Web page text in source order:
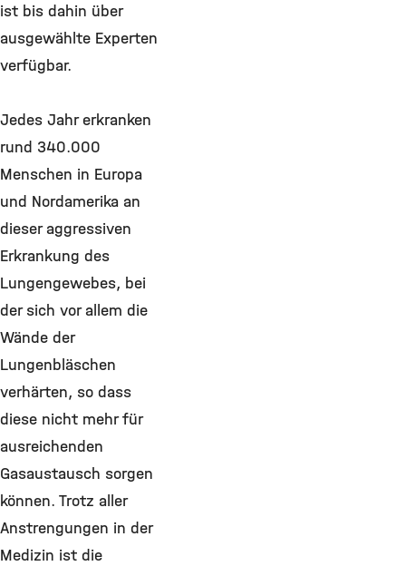
ist bis dahin über
ausgewählte Experten
verfügbar.
Jedes Jahr erkranken
rund 340.000
Menschen in Europa
und Nordamerika an
dieser aggressiven
Erkrankung des
Lungengewebes, bei
der sich vor allem die
Wände der
Lungenbläschen
verhärten, so dass
diese nicht mehr für
ausreichenden
Gasaustausch sorgen
können. Trotz aller
Anstrengungen in der
Medizin ist die